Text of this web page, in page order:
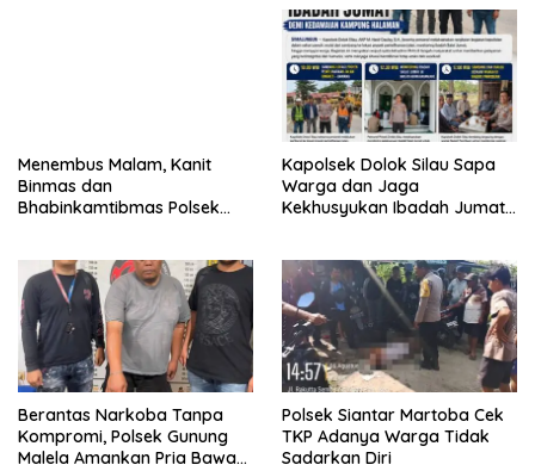
Menembus Malam, Kanit
Binmas dan
Bhabinkamtibmas Polsek
Kampung yang Aman
Kapolsek Dolok Silau Sapa
Warga dan Jaga
Kekhusyukan Ibadah Jumat
Berantas Narkoba Tanpa
Kompromi, Polsek Gunung
Malela Amankan Pria Bawa
Polsek Siantar Martoba Cek
TKP Adanya Warga Tidak
Sadarkan Diri